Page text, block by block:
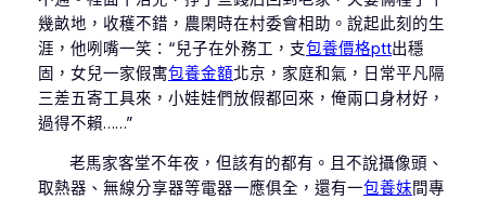
幾畝地，收穫不錯，農閑時在村委會相助。說起此刻的生
涯，他咧嘴一笑：“兒子在外務工，支包養價格ptt出穩
固，女兒一家假寓包養金額北京，家庭和氣，日常平凡隔
三差五寄工具來，小娃娃們放假都回來，俺兩口身材好，
過得不賴……”
老馬家客堂不年夜，但該有的都有。且不說攝像頭、
取熱器、無線分享器等電器一應俱全，還有一包養妹間專